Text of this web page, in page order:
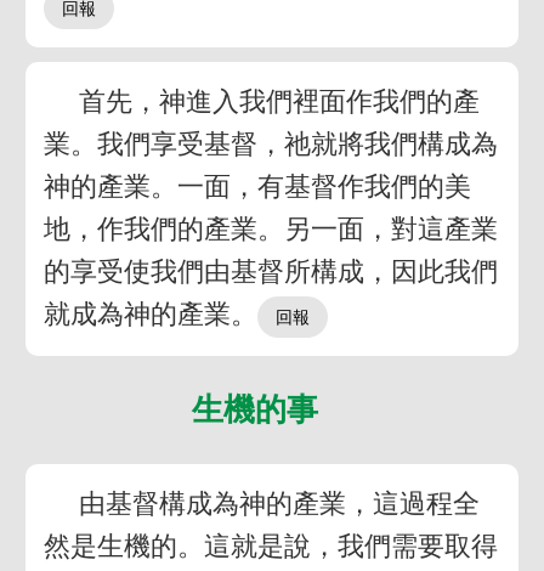
首先，神進入我們裡面作我們的產
業。我們享受基督，祂就將我們構成為
神的產業。一面，有基督作我們的美
地，作我們的產業。另一面，對這產業
的享受使我們由基督所構成，因此我們
就成為神的產業。
生機的事
由基督構成為神的產業，這過程全
然是生機的。這就是說，我們需要取得